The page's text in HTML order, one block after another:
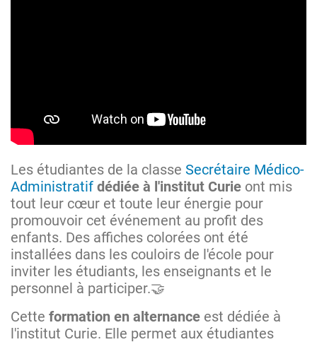
Les étudiantes de la classe Secrétaire Médico-
Administratif dédiée à l'institut Curie ont mis
tout leur cœur et toute leur énergie pour
promouvoir cet événement au profit des
enfants. Des affiches colorées ont été
installées dans les couloirs de l'école pour
inviter les étudiants, les enseignants et le
personnel à participer.🤝
Cette formation en alternance est dédiée à
l'institut Curie. Elle permet aux étudiantes